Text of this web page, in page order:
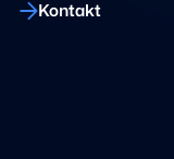
Kontakt